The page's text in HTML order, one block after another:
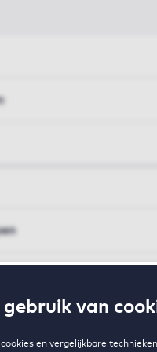
van
en vergelijkbare